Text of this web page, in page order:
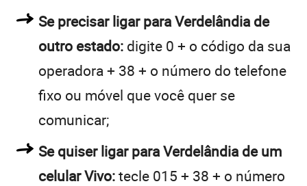
Se precisar ligar para Verdelândia de
outro estado: digite 0 + o código da sua
operadora + 38 + o número do telefone
fixo ou móvel que você quer se
comunicar;
Se quiser ligar para Verdelândia de um
celular Vivo:tecle 015 + 38 + o número